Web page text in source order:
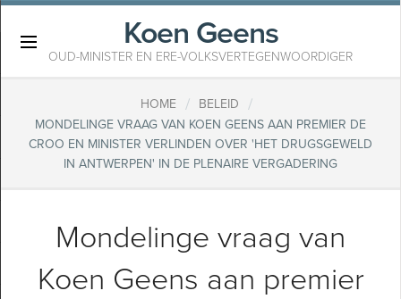
Koen Geens
OUD-MINISTER EN ERE-VOLKSVERTEGENWOORDIGER
HOME / BELEID /
MONDELINGE VRAAG VAN KOEN GEENS AAN PREMIER DE
CROO EN MINISTER VERLINDEN OVER 'HET DRUGSGEWELD
IN ANTWERPEN' IN DE PLENAIRE VERGADERING
Mondelinge vraag van
Koen Geens aan premier